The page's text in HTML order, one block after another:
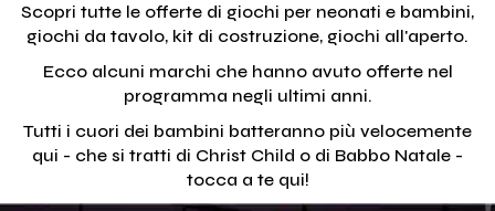
Scopri tutte le offerte di giochi per neonati e bambini,
giochi da tavolo, kit di costruzione, giochi all'aperto.
Ecco alcuni marchi che hanno avuto offerte nel
programma negli ultimi anni.
Tutti i cuori dei bambini batteranno più velocemente
qui - che si tratti di Christ Child o di Babbo Natale -
tocca a te qui!